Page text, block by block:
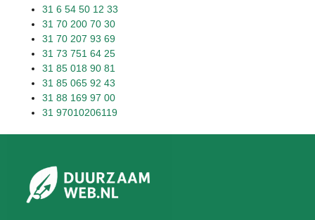
31 6 54 50 12 33
31 70 200 70 30
31 70 207 93 69
31 73 751 64 25
31 85 018 90 81
31 85 065 92 43
31 88 169 97 00
31 97010206119